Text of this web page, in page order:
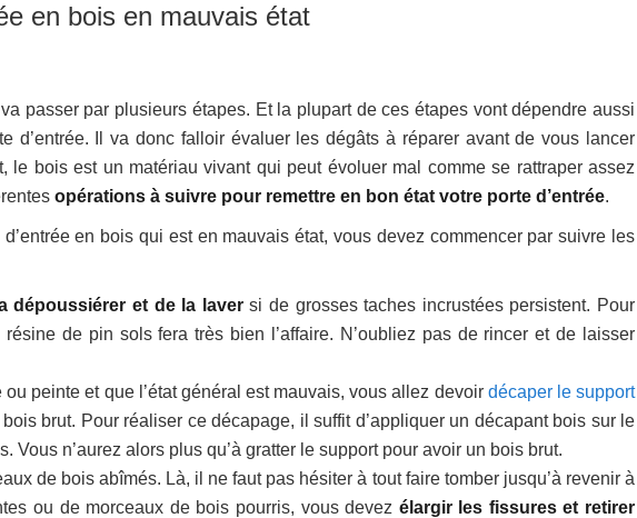
en bois en mauvais état
passer par plusieurs étapes. Et la plupart de ces étapes vont dépendre aussi
d’entrée. Il va donc falloir évaluer les dégâts à réparer avant de vous lancer
le bois est un matériau vivant qui peut évoluer mal comme se rattraper assez
opérations à suivre pour remettre en bon état votre porte d’entrée.
en bois qui est en mauvais état, vous devez commencer par suivre les
dépoussiérer et de la laversi de grosses taches incrustées persistent. Pour
de pin sols fera très bien l’affaire. N’oubliez pas de rincer et de laisser
peinte et que l’état général est mauvais, vous allez devoir décaper le support
brut. Pour réaliser ce décapage, il suffit d’appliquer un décapant bois sur le
Vous n’aurez alors plus qu’à gratter le support pour avoir un bois brut.
de bois abîmés. Là, il ne faut pas hésiter à tout faire tomber jusqu’à revenir à
ou de morceaux de bois pourris, vous devez élargir les fissures et retirer